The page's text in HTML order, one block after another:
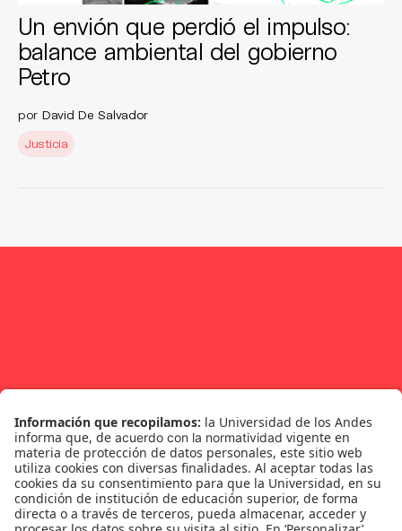
Un envión que perdió el impulso:
balance ambiental del gobierno
Petro
por David De Salvador
Justicia